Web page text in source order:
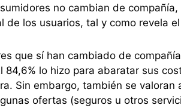
no cambian de
de los usuarios, tal y como revela
que sí han cambiado de
84,6% lo hizo para abaratar sus
Sin embargo, también se
ofertas (seguros u otros